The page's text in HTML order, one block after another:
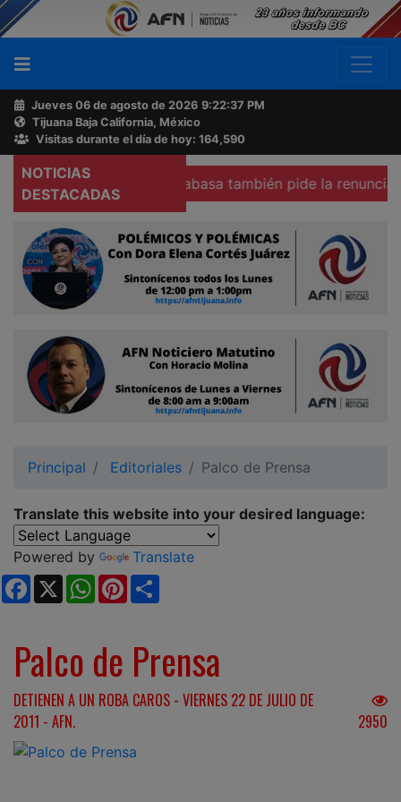
Jueves 06 de agosto de 2026 9:22:38 PM
Tijuana Baja California, México
Visitas durante el día de hoy: 164,590
NOTICIAS
DESTACADAS
Colegio Emilio Rabasa también pide la renuncia de la
Principal Editoriales Palco de Prensa
Translate this website into your desired language:
Powered by
Translate
Facebook
X WhatsApp
Pinterest
Palco de Prensa
DETIENEN A UN ROBA CAROS - VIERNES 22 DE JULIO DE
2011 - AFN.
2950
Buscador
Acerca
de
AFN
Ventas
Contacto
Reportero
Ciudadano